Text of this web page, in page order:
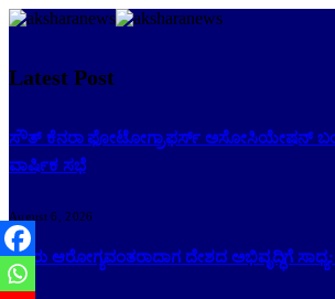
Latest Post
ಸೌತ್ ಕೆನರಾ ಫೋಟೋಗ್ರಾಫರ್ಸ್ ಅಸೋಸಿಯೇಷನ್
ವಾರ್ಷಿಕ ಸಭೆ
August 6, 2026
ಜನರು ಆರೋಗ್ಯವಂತರಾದಾಗ ದೇಶದ ಅಭಿವೃದ್ಧಿಗೆ